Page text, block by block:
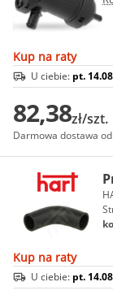
Kup na raty
U ciebie: pt. 14.08
82,38zł/szt.
Darmowa dostawa od
Kup na raty
U ciebie: pt. 14.08